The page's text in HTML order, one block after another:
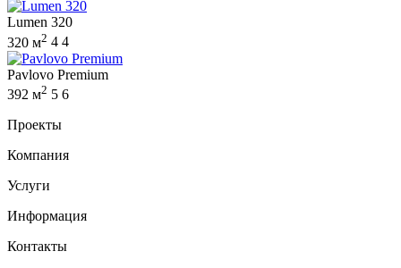
Lumen 320
320 м2 4 4
Pavlovo Premium
392 м2 5 6
Проекты
Компания
Услуги
Информация
Контакты